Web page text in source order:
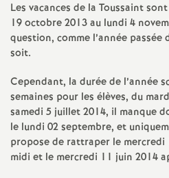
Les vacances de la Toussaint
19 octobre 2013 au lundi 4
question, comme l’année
soit.
Cependant, la durée de l’année
semaines pour les élèves, du
samedi 5 juillet 2014, il manque
le lundi 02 septembre, et
propose de rattraper le mercredi
midi et le mercredi 11 juin 2014